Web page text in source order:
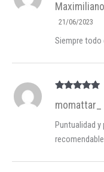
5de 5
21/06/2023
Siempre todo
5de 5
momattar_
Puntualidad